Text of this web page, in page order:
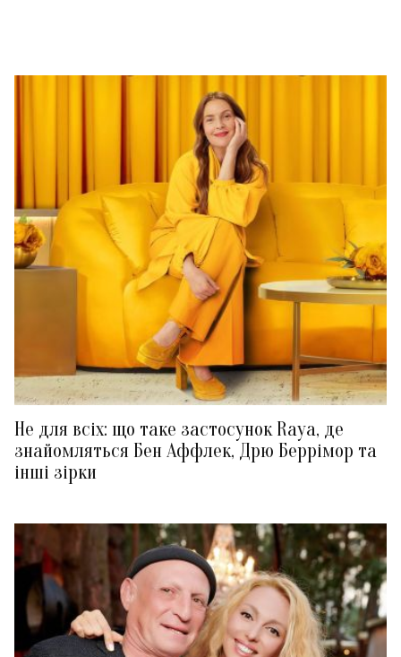
Не для всіх: що таке застосунок Raya, де
знайомляться Бен Аффлек, Дрю Беррімор та
інші зірки